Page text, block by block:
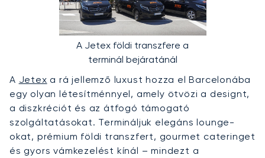
A Jetex földi transzfere a
terminál bejáratánál
A Jetex a rá jellemző luxust hozza el Barcelonába
egy olyan létesítménnyel, amely ötvözi a designt,
a diszkréciót és az átfogó támogató
szolgáltatásokat. Termináljuk elegáns lounge-
okat, prémium földi transzfert, gourmet cateringet
és gyors vámkezelést kínál – mindezt a